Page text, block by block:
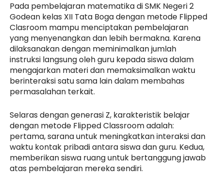
Pada pembelajaran matematika di SMK Negeri 2
Godean kelas XII Tata Boga dengan metode Flipped
Clasroom mampu menciptakan pembelajaran
yang menyenangkan dan lebih bermakna. Karena
dilaksanakan dengan meminimalkan jumlah
instruksi langsung oleh guru kepada siswa dalam
mengajarkan materi dan memaksimalkan waktu
berinteraksi satu sama lain dalam membahas
permasalahan terkait.
Selaras dengan generasi Z, karakteristik belajar
dengan metode Flipped Classroom adalah:
pertama, sarana untuk meningkatkan interaksi dan
waktu kontak pribadi antara siswa dan guru. Kedua,
memberikan siswa ruang untuk bertanggung jawab
atas pembelajaran mereka sendiri.